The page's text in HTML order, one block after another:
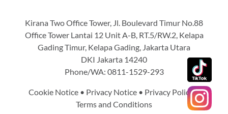
Kirana Two Office Tower, Jl. Boulevard Timur No.88
Office Tower Lantai 12 Unit A-B, RT.5/RW.2, Kelapa
Gading Timur, Kelapa Gading, Jakarta Utara
DKI Jakarta 14240
Phone/WA: 0811-1529-293
Cookie Notice • Privacy Notice • Privacy Policy•
Terms and Conditions